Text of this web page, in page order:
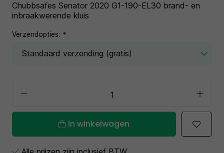
Chubbsafes Senator 2020 G1-190-EL30 brand- en
inbraakwerende kluis
Verzendopties: *
In winkelwagen